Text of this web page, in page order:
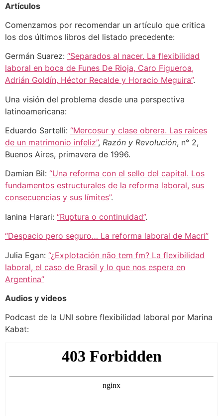
Artículos
Comenzamos por recomendar un artículo que critica
los dos últimos libros del listado precedente:
Germán Suarez: “Separados al nacer. La flexibilidad
laboral en boca de Funes De Rioja, Caro Figueroa,
Adrián Goldín, Héctor Recalde y Horacio Meguira”.
Una visión del problema desde una perspectiva
latinoamericana:
Eduardo Sartelli: “Mercosur y clase obrera. Las raíces
de un matrimonio infeliz”, Razón y Revolución, n° 2,
Buenos Aires, primavera de 1996.
Damian Bil: “Una reforma con el sello del capital. Los
fundamentos estructurales de la reforma laboral, sus
consecuencias y sus límites”.
Ianina Harari: “Ruptura o continuidad”.
“Despacio pero seguro… La reforma laboral de Macri”
Julia Egan: “¿Explotación não tem fm? La ﬂexibilidad
laboral, el caso de Brasil y lo que nos espera en
Argentina”
Audios y videos
Podcast de la UNI sobre flexibilidad laboral por Marina
Kabat: